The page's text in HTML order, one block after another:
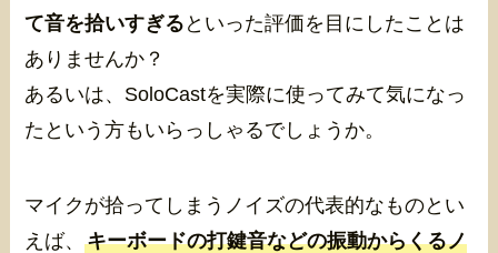
て音を拾いすぎる といった評価を目にしたことは
ありませんか？
あるいは、SoloCastを実際に使ってみて気になっ
たという方もいらっしゃるでしょうか。
マイクが拾ってしまうノイズの代表的なものとい
えば、キーボードの打鍵音などの振動からくるノ